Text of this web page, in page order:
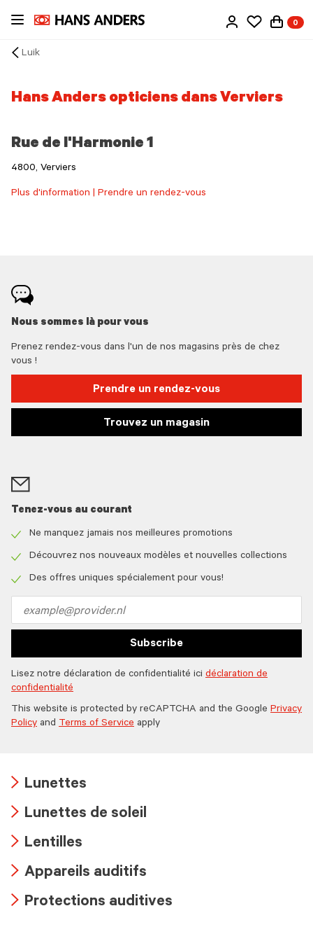
Passer
principal
0
Luik
Hans Anders opticiens dans Verviers
Rue de l'Harmonie 1
4800, Verviers
Plus d'information | Prendre un rendez-vous
Nous sommes là pour vous
Prenez rendez-vous dans l'un de nos magasins près de chez
vous !
Prendre un rendez-vous
Trouvez un magasin
Tenez-vous au courant
icon
Ne manquez jamais nos meilleures promotions
icon
Découvrez nos nouveaux modèles et nouvelles collections
Des offres uniques spécialement pour vous!
address
Subscribe
Lisez notre déclaration de confidentialité ici déclaration de
confidentialité
This website is protected by reCAPTCHA and the Google Privacy
Policy and Terms of Service apply
icon
Lunettes
icon
Lunettes de soleil
icon
Lentilles
icon
Appareils auditifs
Protections auditives